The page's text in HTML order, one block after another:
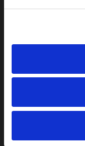
festivaluri
Pentru copii
Diverse